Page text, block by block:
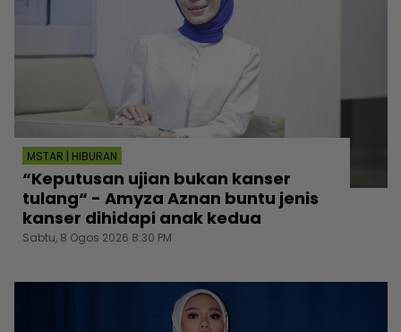
MSTAR | HIBURAN
“Keputusan ujian bukan kanser
tulang“ - Amyza Aznan buntu jenis
kanser dihidapi anak kedua
Sabtu, 8 Ogos 2026 8:30 PM